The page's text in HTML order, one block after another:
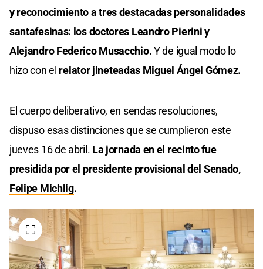
y reconocimiento a tres destacadas personalidades
santafesinas: los doctores Leandro Pierini y
Alejandro Federico Musacchio.Y de igual modo lo
hizo con el relator jineteadas Miguel Ángel Gómez.
El cuerpo deliberativo, en sendas resoluciones,
dispuso esas distinciones que se cumplieron este
jueves 16 de abril. La jornada en el recinto fue
presidida por el presidente provisional del Senado,
Felipe Michlig.